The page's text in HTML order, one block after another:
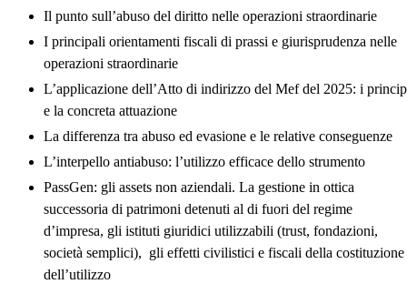
Il punto sull’abuso del diritto nelle operazioni straordinarie
I principali orientamenti fiscali di prassi e giurisprudenza nelle
operazioni straordinarie
L’applicazione dell’Atto di indirizzo del Mef del 2025: i
e la concreta attuazione
La differenza tra abuso ed evasione e le relative conseguenze
L’interpello antiabuso: l’utilizzo efficace dello strumento
PassGen: gli assets non aziendali. La gestione in ottica
successoria di patrimoni detenuti al di fuori del regime
d’impresa, gli istituti giuridici utilizzabili (trust, fondazioni,
società semplici), gli effetti civilistici e fiscali della costituzione
dell’utilizzo